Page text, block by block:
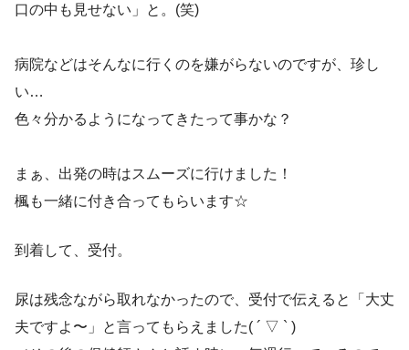
口の中も見せない」と。(笑)
病院などはそんなに行くのを嫌がらないのですが、珍し
い…
色々分かるようになってきたって事かな？
まぁ、出発の時はスムーズに行けました！
楓も一緒に付き合ってもらいます☆
到着して、受付。
尿は残念ながら取れなかったので、受付で伝えると「大丈
夫ですよ〜」と言ってもらえました( ´ ▽ ` )